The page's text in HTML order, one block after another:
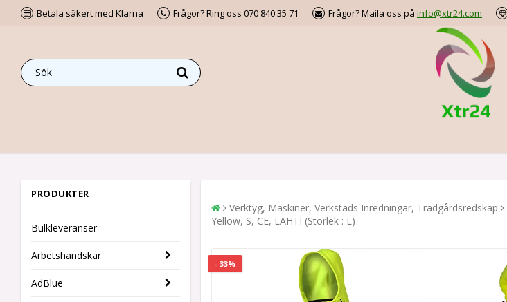
Betala säkert med Klarna Frågor? Ring oss 070 840 35 71 Frågor? Maila oss på info@xtr24.com
PRODUKTER
Bulkleveranser
Arbetshandskar
AdBlue
Verktyg, Maskiner, Verkstads Inredningar, Trädgårdsredskap
Yellow, S, CE, LAHTI (Storlek : L)
- 33%